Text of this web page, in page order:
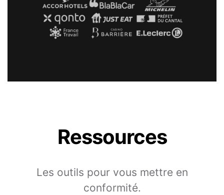
Ressources
Les outils pour vous mettre en
conformité.